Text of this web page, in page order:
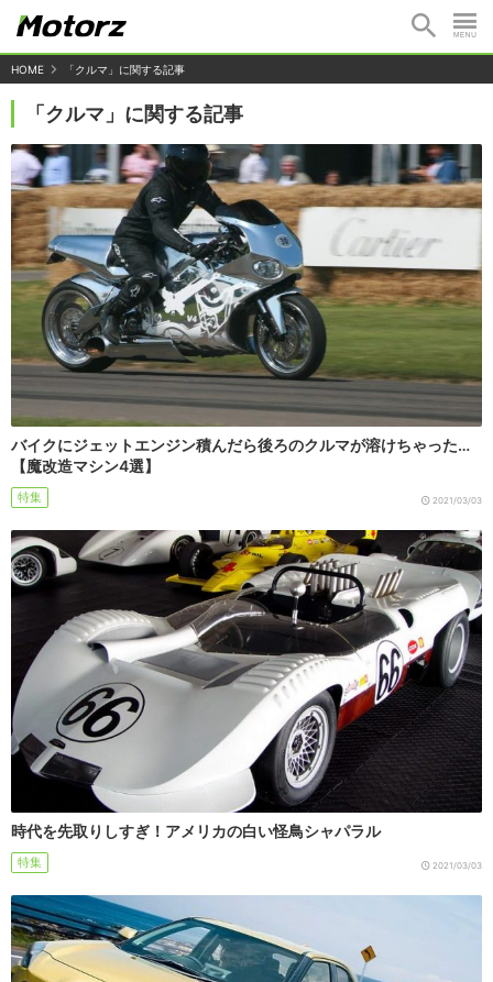
HOME 「クルマ」に関する記事
「クルマ」に関する記事
バイクにジェットエンジン積んだら後ろのクルマが溶けちゃった…
【魔改造マシン4選】
特集 2021/03/03
時代を先取りしすぎ！アメリカの白い怪鳥シャパラル
特集 2021/03/03